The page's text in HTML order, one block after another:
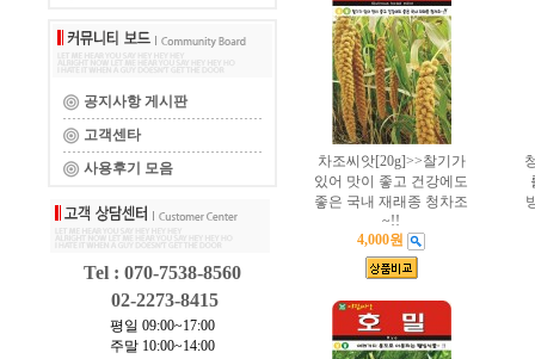
공지사항 게시판
고객센타
사용후기 모음
Tel : 070-7538-8560
02-2273-8415
평일 09:00~17:00
주말 10:00~14:00
차조씨앗[20g]>>찰기가
있어 맛이 좋고 건강에도
좋은 국내 재래종 청차조
~!!
4,000원